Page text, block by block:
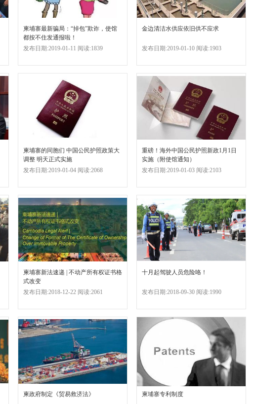
柬埔寨最新骗局：“掉包”欺诈，使馆
都按不住发通报啦！
发布日期:2019-01-11 阅读:1839
金边清洁水供应依旧供不应求
发布日期:2019-01-10 阅读:1903
柬埔寨的同胞们 中国公民护照政策大
调整 明天正式实施
发布日期:2019-01-04 阅读:2068
重磅！海外中国公民护照新政1月1日
实施（附使馆通知）
发布日期:2019-01-03 阅读:2103
柬埔寨新法速递 | 不动产所有权证书格
式改变
发布日期:2018-12-22 阅读:2061
十月起驾驶人员危险咯！
发布日期:2018-09-30 阅读:1990
柬政府制定《贸易救济法》 柬埔寨专利制度